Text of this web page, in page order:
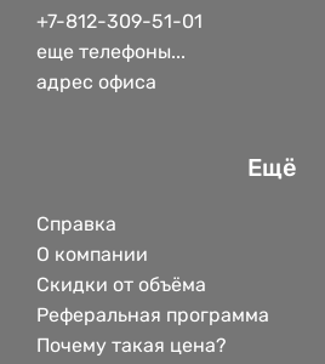
+7-812-309-51-01
еще телефоны...
адрес офиса
Ещё
Справка
О компании
Скидки от объёма
Реферальная программа
Почему такая цена?